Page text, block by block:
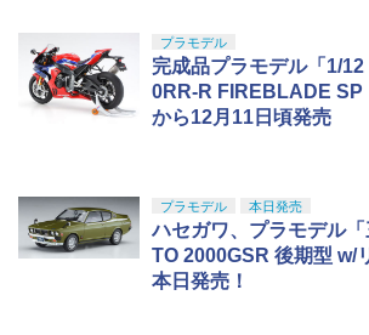
プラモデル
完成品プラモデル「1/
0RR-R FIREBLADE SP
から12月11日頃発売
プラモデル 本日発売
ハセガワ、プラモデル
TO 2000GSR 後期型 w/
本日発売！